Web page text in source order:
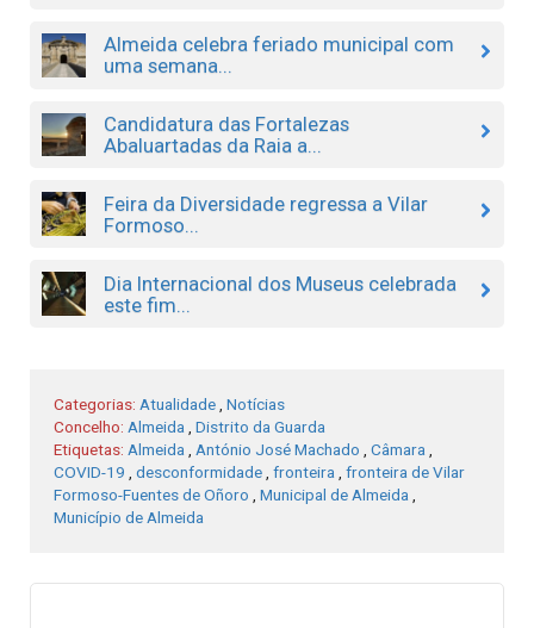
Almeida celebra feriado municipal com
uma semana...
Candidatura das Fortalezas
Abaluartadas da Raia a...
Feira da Diversidade regressa a Vilar
Formoso...
Dia Internacional dos Museus celebrada
este fim...
Categorias: Atualidade Notícias
Concelho: Almeida
Distrito da Guarda
Etiquetas: Almeida António José Machado Câmara
COVID-19
desconformidade fronteira
fronteira de Vilar
Formoso-Fuentes de Oñoro
Municipal de Almeida
Município de Almeida